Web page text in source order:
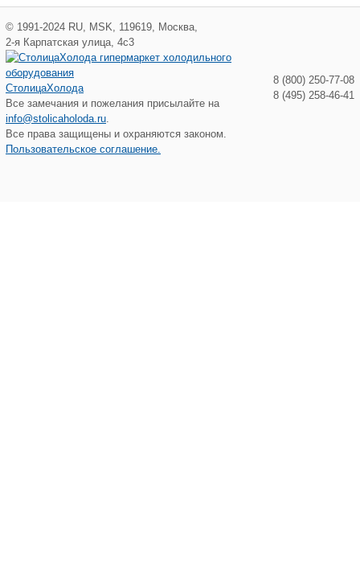
© 1991-2024 RU MSK 119619 Москва
2-я Карпатская улица, 4с3
СтолицаХолода
Все замечания и пожелания присылайте на
info@stolicaholoda.ru
Все права защищены и охраняются законом.
Пользовательское соглашение.
8 (800) 250-77-08
8 (495) 258-46-41